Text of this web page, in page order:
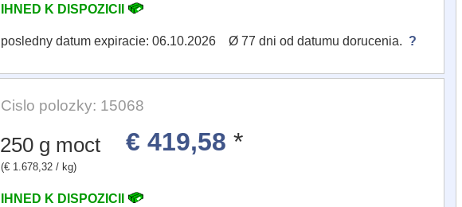
IHNED K DISPOZICII
posledny datum expiracie: 06.10.2026 Ø 77 dni od datumu dorucenia. ?
Cislo polozky: 15068
250 g moct € 419,58 *
(€ 1.678,32 / kg)
IHNED K DISPOZICII